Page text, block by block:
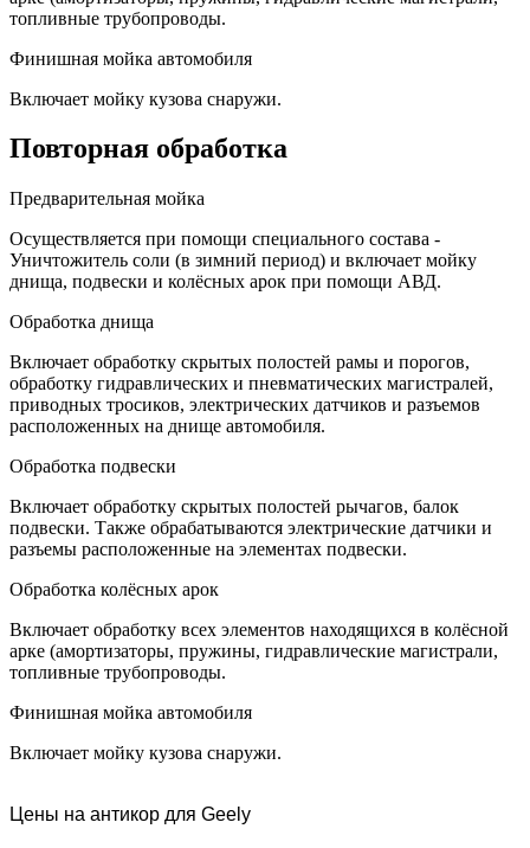
топливные трубопроводы.
Финишная мойка автомобиля
Включает мойку кузова снаружи.
Повторная обработка
Предварительная мойка
Осуществляется при помощи специального состава -
Уничтожитель соли (в зимний период) и включает мойку
днища, подвески и колёсных арок при помощи АВД.
Обработка днища
Включает обработку скрытых полостей рамы и порогов,
обработку гидравлических и пневматических магистралей,
приводных тросиков, электрических датчиков и разъемов
расположенных на днище автомобиля.
Обработка подвески
Включает обработку скрытых полостей рычагов, балок
подвески. Также обрабатываются электрические датчики и
разъемы расположенные на элементах подвески.
Обработка колёсных арок
Включает обработку всех элементов находящихся в колёсной
арке (амортизаторы, пружины, гидравлические магистрали,
топливные трубопроводы.
Финишная мойка автомобиля
Включает мойку кузова снаружи.
Цены на антикор для Geely